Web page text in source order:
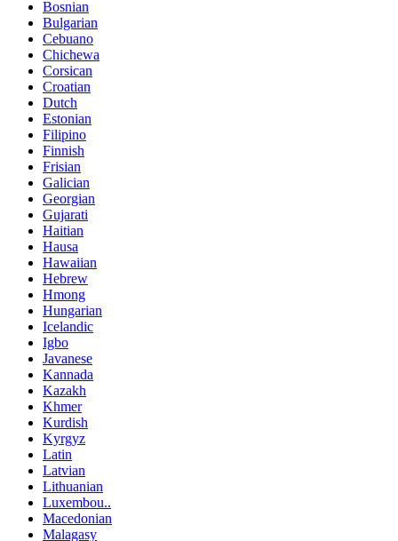
Bosnian
Bulgarian
Cebuano
Chichewa
Corsican
Croatian
Dutch
Estonian
Filipino
Finnish
Frisian
Galician
Georgian
Gujarati
Haitian
Hausa
Hawaiian
Hebrew
Hmong
Hungarian
Icelandic
Igbo
Javanese
Kannada
Kazakh
Khmer
Kurdish
Kyrgyz
Latin
Latvian
Lithuanian
Luxembou..
Macedonian
Malagasy